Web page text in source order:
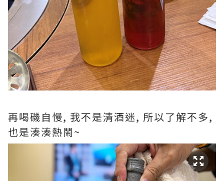
再喝磯自慢, 我不是清酒迷, 所以了解不多,
也是湊湊熱鬧~